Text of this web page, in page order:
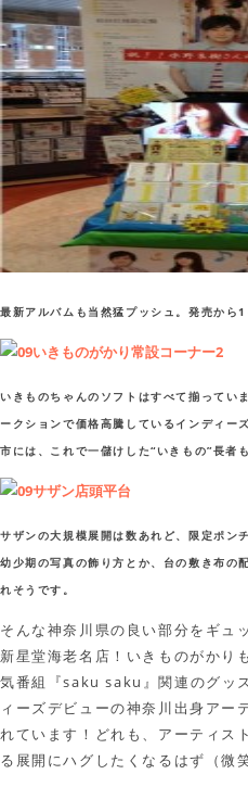
最新アルバムも当然猛プッシュ。発売から
いきものちゃんのソフトはすべて揃ってい
ークションで価格高騰しているインディー
市には、これで一儲けした“いきもの”長者
サザンの大規模展開は数あれど、限定ポン
幼少期の写真の飾り方とか、台の敷き布の
れそうです。
そんな神奈川県の良い部分をギュ
新星堂海老名店！いきものがかり
気番組『saku saku』関連のグッ
ィーズデビューの神奈川出身アー
れています！どれも、アーティス
る展開にハグしたくなるはず（微